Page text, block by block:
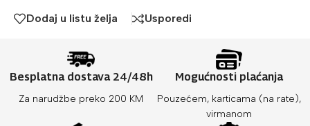
Dodaj u listu želja Usporedi
Besplatna dostava 24/48h
Za narudžbe preko 200 KM
Mogućnosti plaćanja
Pouzećem, karticama (na rate),
virmanom